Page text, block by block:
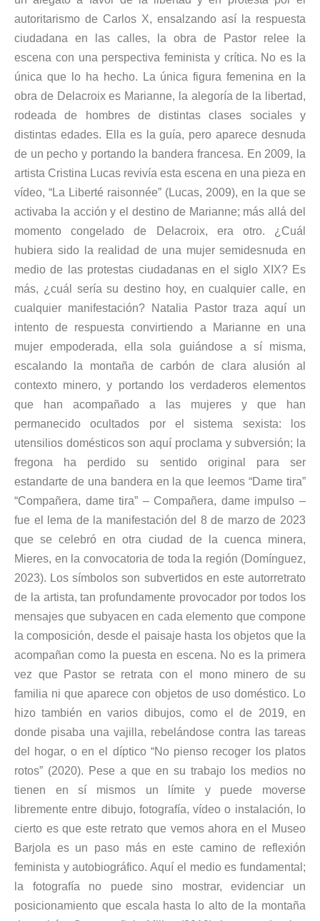
autoritarismo de Carlos X, ensalzando así la respuesta
ciudadana en las calles, la obra de Pastor relee la
escena con una perspectiva feminista y crítica. No es la
única que lo ha hecho. La única figura femenina en la
obra de Delacroix es Marianne, la alegoría de la libertad,
rodeada de hombres de distintas clases sociales y
distintas edades. Ella es la guía, pero aparece desnuda
de un pecho y portando la bandera francesa. En 2009, la
artista Cristina Lucas revivía esta escena en una pieza en
vídeo, “La Liberté raisonnée” (Lucas, 2009), en la que se
activaba la acción y el destino de Marianne; más allá del
momento congelado de Delacroix, era otro. ¿Cuál
hubiera sido la realidad de una mujer semidesnuda en
medio de las protestas ciudadanas en el siglo XIX? Es
más, ¿cuál sería su destino hoy, en cualquier calle, en
cualquier manifestación? Natalia Pastor traza aquí un
intento de respuesta convirtiendo a Marianne en una
mujer empoderada, ella sola guiándose a sí misma,
escalando la montaña de carbón de clara alusión al
contexto minero, y portando los verdaderos elementos
que han acompañado a las mujeres y que han
permanecido ocultados por el sistema sexista: los
utensilios domésticos son aquí proclama y subversión; la
fregona ha perdido su sentido original para ser
estandarte de una bandera en la que leemos “Dame tira”
“Compañera, dame tira” – Compañera, dame impulso –
fue el lema de la manifestación del 8 de marzo de 2023
que se celebró en otra ciudad de la cuenca minera,
Mieres, en la convocatoria de toda la región (Domínguez,
2023). Los símbolos son subvertidos en este autorretrato
de la artista, tan profundamente provocador por todos los
mensajes que subyacen en cada elemento que compone
la composición, desde el paisaje hasta los objetos que la
acompañan como la puesta en escena. No es la primera
vez que Pastor se retrata con el mono minero de su
familia ni que aparece con objetos de uso doméstico. Lo
hizo también en varios dibujos, como el de 2019, en
donde pisaba una vajilla, rebelándose contra las tareas
del hogar, o en el díptico “No pienso recoger los platos
rotos” (2020). Pese a que en su trabajo los medios no
tienen en sí mismos un límite y puede moverse
libremente entre dibujo, fotografía, vídeo o instalación, lo
cierto es que este retrato que vemos ahora en el Museo
Barjola es un paso más en este camino de reflexión
feminista y autobiográfico. Aquí el medio es fundamental;
la fotografía no puede sino mostrar, evidenciar un
posicionamiento que escala hasta lo alto de la montaña